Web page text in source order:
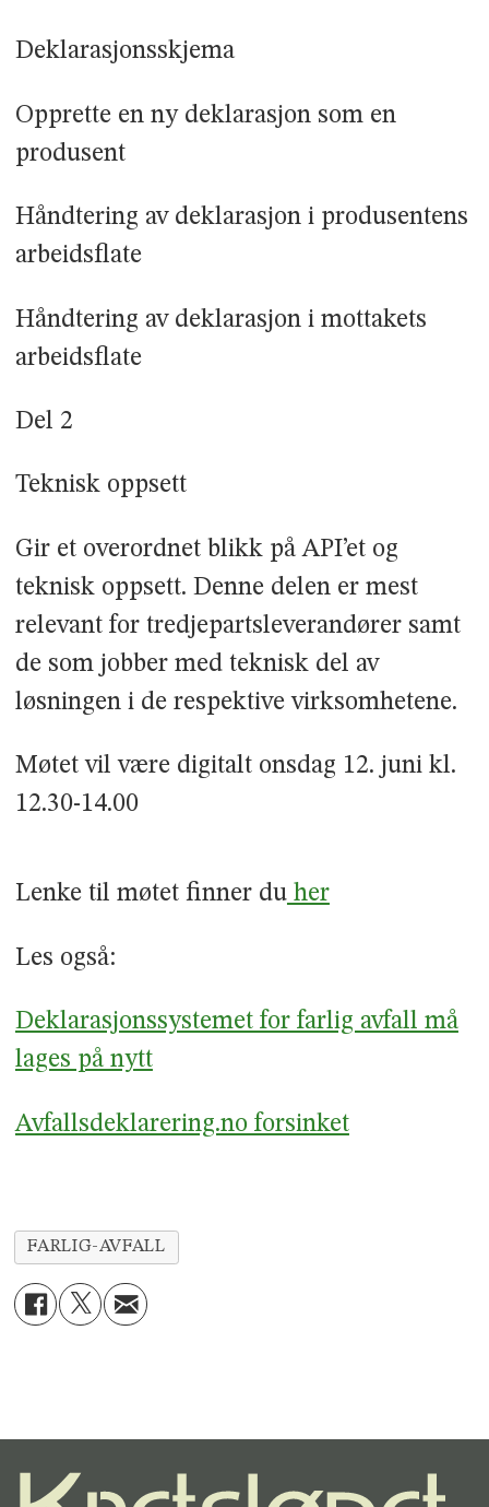
Deklarasjonsskjema
Opprette en ny deklarasjon som en
produsent
Håndtering av deklarasjon i produsentens
arbeidsflate
Håndtering av deklarasjon i mottakets
arbeidsflate
Del 2
Teknisk oppsett
Gir et overordnet blikk på API’et og
teknisk oppsett. Denne delen er mest
relevant for tredjepartsleverandører samt
de som jobber med teknisk del av
løsningen i de respektive virksomhetene.
Møtet vil være digitalt onsdag 12. juni kl.
12.30-14.00
Lenke til møtet finner duher
Les også:
Deklarasjonssystemet for farlig avfall må
lages på nytt
Avfallsdeklarering.no forsinket
FARLIG-AVFALL